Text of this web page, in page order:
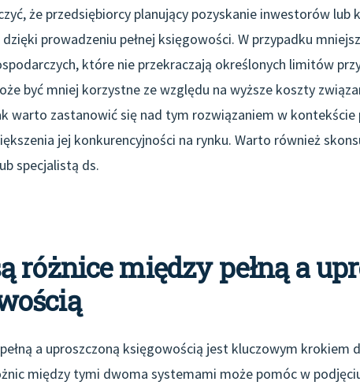
że przedsiębiorcy planujący pozyskanie inwestorów lub
prowadzeniu pełnej księgowości. W przypadku
które nie przekraczają określonych limitów
być mniej korzystne ze względu na wyższe koszty
warto zastanowić się nad tym rozwiązaniem w kontekście
jej konkurencyjności na rynku. Warto również
specjalistą ds.
różnice między pełną a
a uproszczoną księgowością jest kluczowym krokiem
między tymi dwoma systemami może pomóc w